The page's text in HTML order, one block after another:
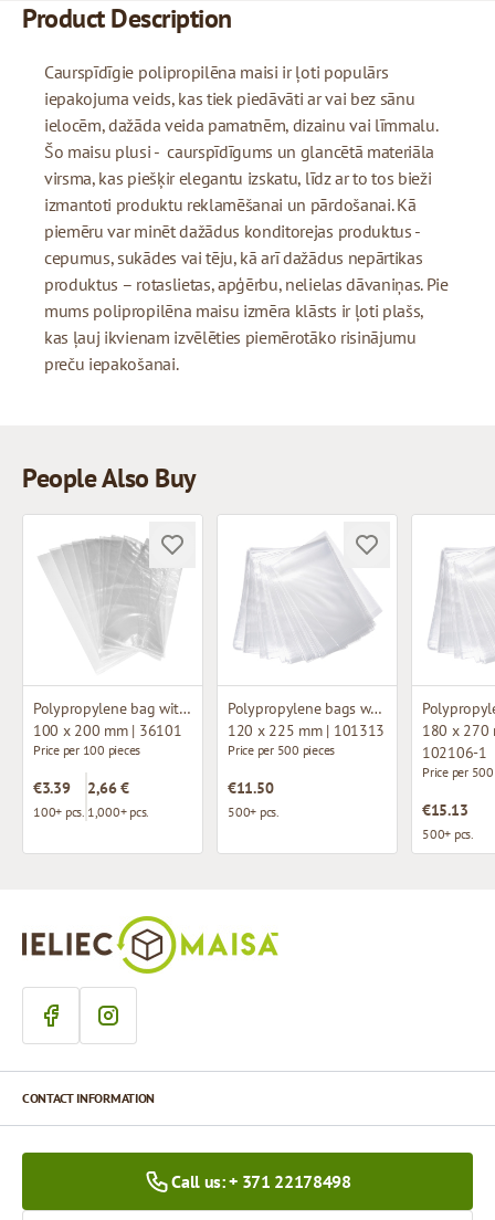
Product Description
Caurspīdīgie polipropilēna maisi ir ļoti populārs
iepakojuma veids, kas tiek piedāvāti ar vai bez sānu
ielocēm, dažāda veida pamatnēm, dizainu vai līmmalu.
Šo maisu plusi - caurspīdīgums un glancētā materiāla
virsma, kas piešķir elegantu izskatu, līdz ar to tos bieži
izmantoti produktu reklamēšanai un pārdošanai. Kā
piemēru var minēt dažādus konditorejas produktus -
cepumus, sukādes vai tēju, kā arī dažādus nepārtikas
produktus – rotaslietas, apģērbu, nelielas dāvaniņas. Pie
mums polipropilēna maisu izmēra klāsts ir ļoti plašs,
kas ļauj ikvienam izvēlēties piemērotāko risinājumu
preču iepakošanai.
People Also Buy
Polypropylene bag without fold
100 x 200 mm | 36101
Price per 100 pieces
€3.39
100+ pcs.
2,66 €
1,000+ pcs.
Polypropylene bags without bottom base
120 x 225 mm | 101313
Price per 500 pieces
€11.50
500+ pcs.
180 x 270
102106-1
Price per
€15.13
500+ pcs.
CONTACT INFORMATION
Call us: + 371 22178498